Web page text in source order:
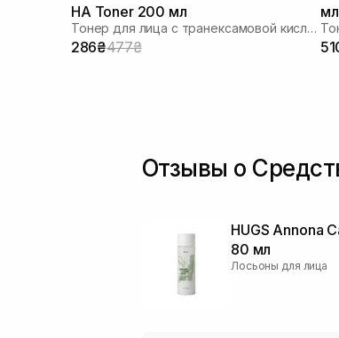
HA Toner 200 мл
Тонер для лица с транексамовой кислотой
286₴477₴
мл
Отзывы о
HUGS Annona
80 мл
Лосьоны для лица